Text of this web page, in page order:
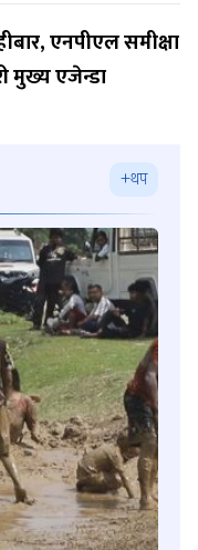
एनपीएल समीक्षा
मुख्य एजेन्डा
+थप